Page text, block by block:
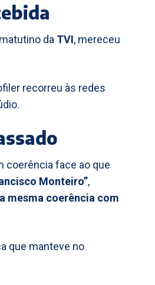
da TVI, mereceu
recorreu às redes
coerência face ao que
Monteiro”,
mesma coerência com
que manteve no